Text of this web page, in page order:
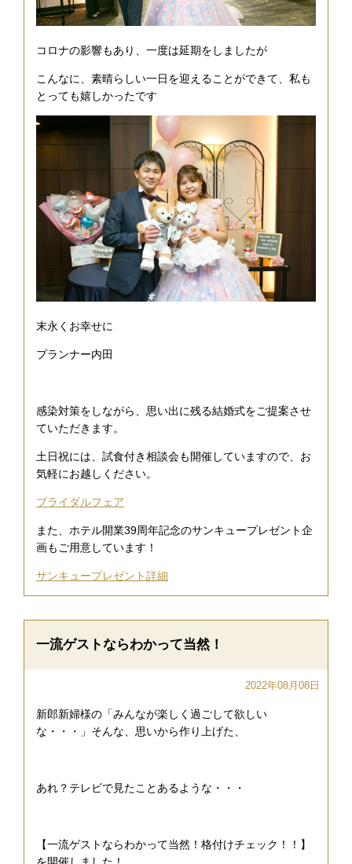
コロナの影響もあり、一度は延期をしましたが
こんなに、素晴らしい一日を迎えることができて、私も
とっても嬉しかったです
末永くお幸せに
プランナー内田
感染対策をしながら、思い出に残る結婚式をご提案させ
ていただきます。
土日祝には、試食付き相談会も開催していますので、お
気軽にお越しください。
ブライダルフェア
また、ホテル開業39周年記念のサンキュープレゼント企
画もご用意しています！
サンキュープレゼント詳細
一流ゲストならわかって当然！
2022年08月08日
新郎新婦様の「みんなが楽しく過ごして欲しい
な・・・」そんな、思いから作り上げた、
あれ？テレビで見たことあるような・・・
【一流ゲストならわかって当然！格付けチェック！！】